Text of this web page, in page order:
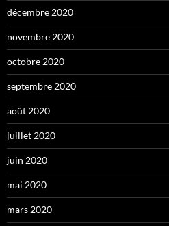
décembre 2020
novembre 2020
octobre 2020
septembre 2020
août 2020
juillet 2020
juin 2020
mai 2020
mars 2020